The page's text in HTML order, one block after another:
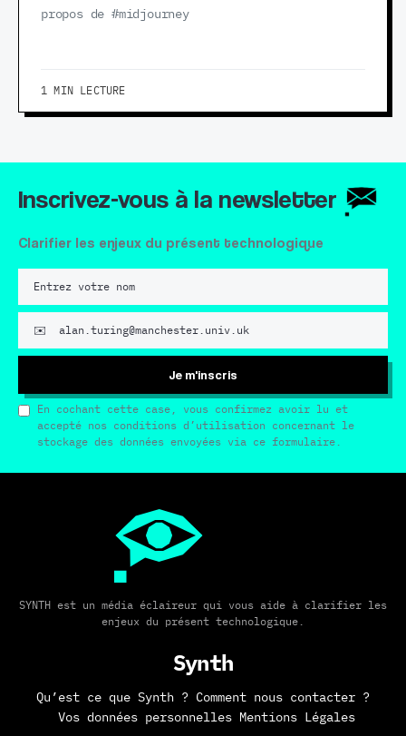
propos de #midjourney
1 MIN LECTURE
Inscrivez-vous à la newsletter
Clarifier les enjeux du présent technologique
Je m'inscris
En cochant cette case, vous confirmez avoir lu et
accepté nos conditions d’utilisation concernant le
stockage des données envoyées via ce formulaire.
SYNTH est un média éclaireur qui vous aide à clarifier les
enjeux du présent technologique.
Synth
Qu’est ce que Synth ?
Comment nous contacter ?
Vos données personnelles
Mentions Légales